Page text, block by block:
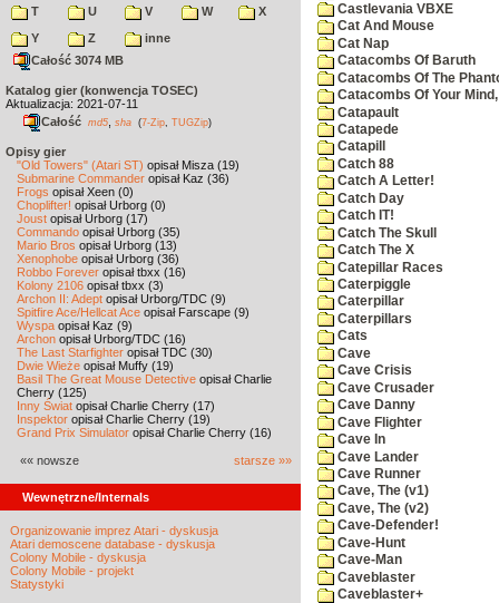
T
U V W
X
Y
Z
inne
Całość 3074 MB
Katalog gier (konwencja TOSEC)
Aktualizacja: 2021-07-11
Całość md5 sha (7-Zip TUGZip)
Opisy gier
"Old Towers" (Atari ST) opisał Misza (19)
Submarine Commander opisał Kaz (36)
Frogs opisał Xeen (0)
Choplifter! opisał Urborg (0)
Joust opisał Urborg (17)
Commando opisał Urborg (35)
Mario Bros opisał Urborg (13)
Xenophobe opisał Urborg (36)
Robbo Forever opisał tbxx (16)
Kolony 2106 opisał tbxx (3)
Archon II: Adept opisał Urborg/TDC (9)
Spitfire Ace/Hellcat Ace opisał Farscape (9)
Wyspa opisał Kaz (9)
Archon opisał Urborg/TDC (16)
The Last Starfighter opisał TDC (30)
Dwie Wieże opisał Muffy (19)
Basil The Great Mouse Detective opisał Charlie
Cherry (125)
Inny Świat opisał Charlie Cherry (17)
Inspektor opisał Charlie Cherry (19)
Grand Prix Simulator opisał Charlie Cherry (16)
«« nowsze starsze »»
Wewnętrzne/Internals
Organizowanie imprez Atari - dyskusja
Atari demoscene database - dyskusja
Colony Mobile - dyskusja
Colony Mobile - projekt
Statystyki
Castlevania VBXE
Cat And Mouse
Cat Nap
Catacombs Of Baruth
Catacombs Of The
Catacombs Of Your
Catapault
Catapede
Catapill
Catch 88
Catch A Letter!
Catch Day
Catch IT!
Catch The Skull
Catch The X
Catepillar Races
Caterpiggle
Caterpillar
Caterpillars
Cats
Cave
Cave Crisis
Cave Crusader
Cave Danny
Cave Flighter
Cave In
Cave Lander
Cave Runner
Cave, The (v1)
Cave, The (v2)
Cave-Defender!
Cave-Hunt
Cave-Man
Caveblaster
Caveblaster+